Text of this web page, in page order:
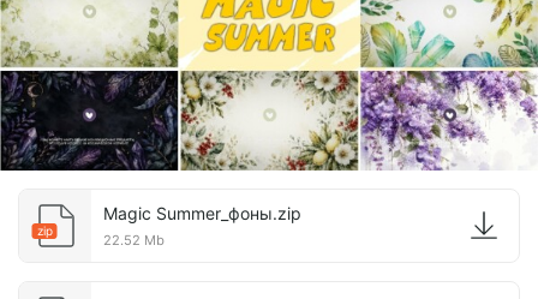
zip
Magic Summer_фоны.zip
22.52 Mb